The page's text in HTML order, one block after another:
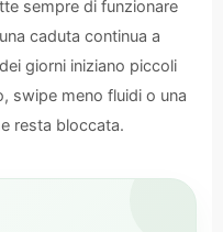
sempre di funzionare
caduta continua a
giorni iniziano piccoli
swipe meno fluidi o una
resta bloccata.